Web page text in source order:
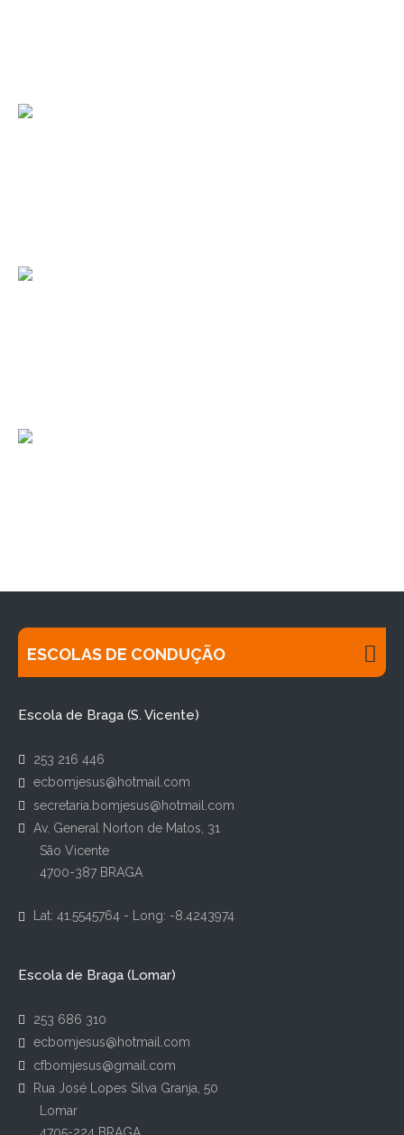
ESCOLAS DE CONDUÇÃO
Escola de Braga (S. Vicente)
253 216 446
ecbomjesus@hotmail.com
secretaria.bomjesus@hotmail.com
Av. General Norton de Matos, 31
São Vicente
4700-387 BRAGA
Lat: 41.5545764 - Long: -8.4243974
Escola de Braga (Lomar)
253 686 310
ecbomjesus@hotmail.com
cfbomjesus@gmail.com
Rua José Lopes Silva Granja, 50
Lomar